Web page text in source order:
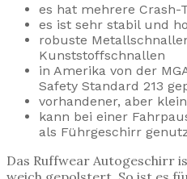
es hat mehrere Crash-
es ist sehr stabil und
robuste
Kunststoffschnallen
in Amerika von der
Safety Standard 213
vorhandener, aber
kann bei einer
als Führgeschirr
Das Ruffwear Autogeschirr